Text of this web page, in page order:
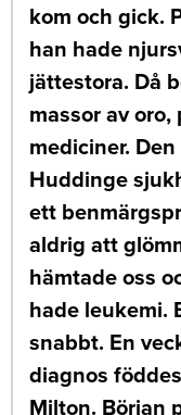
kom och gick.
han hade
jättestora. Då
massor av
mediciner.
Huddinge
ett
aldrig att
hämtade oss
hade leukemi.
snabbt. En
diagnos
Milton. Början